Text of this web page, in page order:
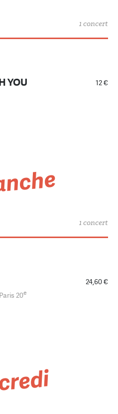
1 concert
12 €
YOU
1 concert
24,60 €
Paris 20e